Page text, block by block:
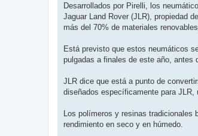
a
j
e
s
l
e
Desarrollados por Pirelli, los
Jaguar Land Rover (JLR), propiedad
más del 70% de materiales
Está previsto que estos neumáticos
pulgadas a finales de este año, antes
JLR dice que está a punto de
diseñados específicamente para JLR,
Los polímeros y resinas tradicionales
rendimiento en seco y en húmedo.